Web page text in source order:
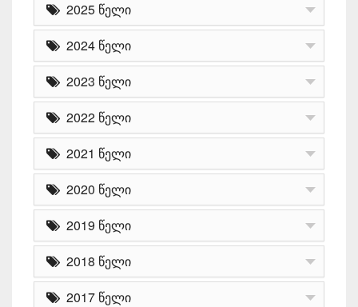
2025 წელი
2024 წელი
2023 წელი
2022 წელი
2021 წელი
2020 წელი
2019 წელი
2018 წელი
2017 წელი